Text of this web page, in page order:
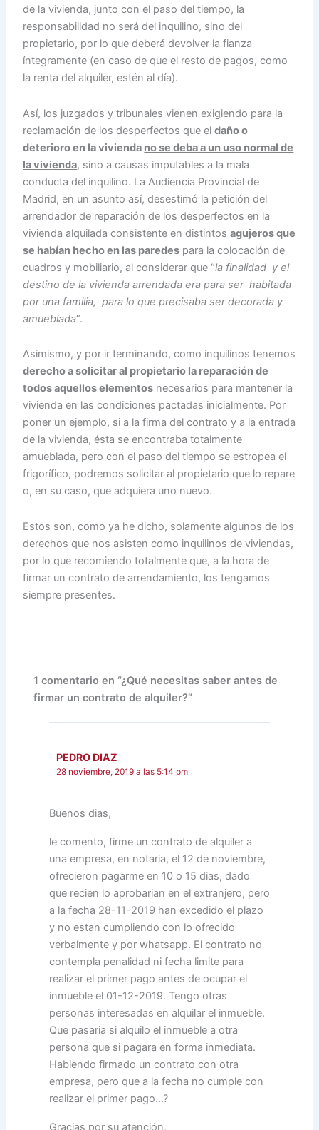
de la vivienda, junto con el paso del tiempo, la
responsabilidad no será del inquilino, sino del
propietario, por lo que deberá devolver la fianza
íntegramente (en caso de que el resto de pagos, como
la renta del alquiler, estén al día).
Así, los juzgados y tribunales vienen exigiendo para la
reclamación de los desperfectos que eldaño o
deterioro en la vivienda no se deba a un uso normal de
la vivienda, sino a causas imputables a la mala
conducta del inquilino. La Audiencia Provincial de
Madrid, en un asunto así, desestimó la petición del
arrendador de reparación de los desperfectos en la
vivienda alquilada consistente en distintosagujeros que
se habían hecho en las paredes para la colocación de
cuadros y mobiliario, al considerar que “la finalidad y el
destino de la vivienda arrendada era para ser habitada
por una familia, para lo que precisaba ser decorada y
amueblada“.
Asimismo, y por ir terminando, como inquilinos tenemos
derecho a solicitar al propietario la reparación de
todos aquellos elementos necesarios para mantener la
vivienda en las condiciones pactadas inicialmente. Por
poner un ejemplo, si a la firma del contrato y a la entrada
de la vivienda, ésta se encontraba totalmente
amueblada, pero con el paso del tiempo se estropea el
frigorífico, podremos solicitar al propietario que lo repare
o, en su caso, que adquiera uno nuevo.
Estos son, como ya he dicho, solamente algunos de los
derechos que nos asisten como inquilinos de viviendas,
por lo que recomiendo totalmente que, a la hora de
firmar un contrato de arrendamiento, los tengamos
siempre presentes.
1 comentario en “¿Qué necesitas saber antes de
firmar un contrato de alquiler?”
PEDRO DIAZ
28 noviembre, 2019 a las 5:14 pm
Buenos dias,
le comento, firme un contrato de alquiler a
una empresa, en notaria, el 12 de noviembre,
ofrecieron pagarme en 10 o 15 dias, dado
que recien lo aprobarian en el extranjero, pero
a la fecha 28-11-2019 han excedido el plazo
y no estan cumpliendo con lo ofrecido
verbalmente y por whatsapp. El contrato no
contempla penalidad ni fecha limite para
realizar el primer pago antes de ocupar el
inmueble el 01-12-2019. Tengo otras
personas interesadas en alquilar el inmueble.
Que pasaria si alquilo el inmueble a otra
persona que si pagara en forma inmediata.
Habiendo firmado un contrato con otra
empresa, pero que a la fecha no cumple con
realizar el primer pago…?
Gracias por su atención,